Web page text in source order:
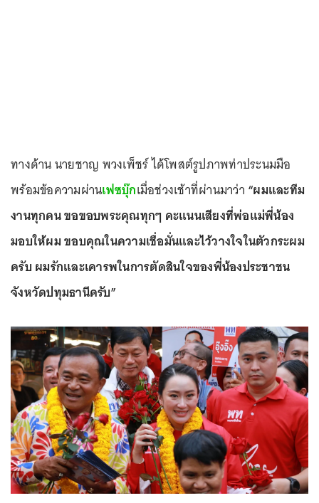
ทางด้าน นายชาญ พวงเพ็ชร์ ได้โพสต์รูปภาพท่าประนมมือ
พร้อมข้อความผ่านเฟซบุ๊กเมื่อช่วงเช้าที่ผ่านมาว่า “ผมและทีม
งานทุกคน ขอขอบพระคุณทุกๆ คะแนนเสียงที่พ่อแม่พี่น้อง
มอบให้ผม ขอบคุณในความเชื่อมั่นและไว้วางใจในตัวกระผม
ครับ ผมรักและเคารพในการตัดสินใจของพี่น้องประชาชน
จังหวัดปทุมธานีครับ”